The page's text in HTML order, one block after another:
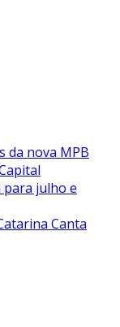
da nova MPB
para julho e
Canta